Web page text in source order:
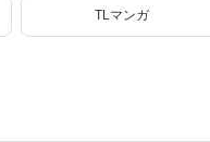
TLマンガ